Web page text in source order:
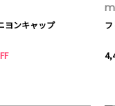
ヨンキャップ